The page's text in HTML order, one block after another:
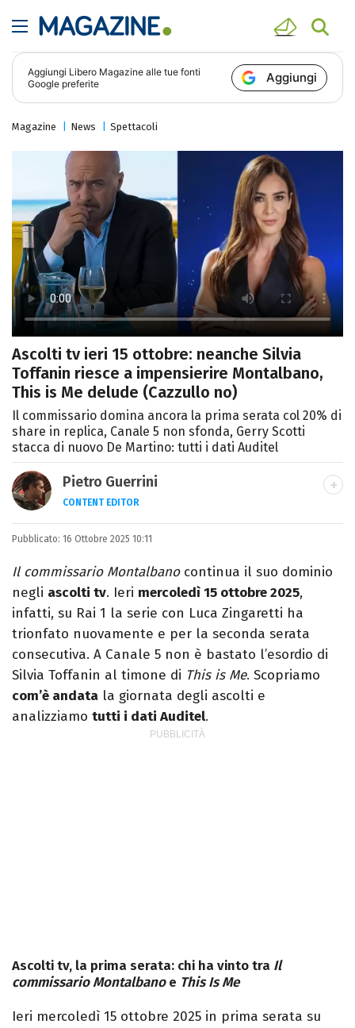
Aggiungi Libero Magazine alle tue fonti
Google preferite
Aggiungi
Magazine News Spettacoli
Ascolti tv ieri 15 ottobre: neanche Silvia
Toffanin riesce a impensierire Montalbano,
This is Me delude (Cazzullo no)
Il commissario domina ancora la prima serata col 20% di
share in replica, Canale 5 non sfonda, Gerry Scotti
stacca di nuovo De Martino: tutti i dati Auditel
Pietro Guerrini
CONTENT EDITOR
Laurea in Lettere, smania di viaggi e
Pixar).
Pubblicato: 16 Ottobre 2025 10:11
Il commissario Montalbanocontinua il suo dominio
negli ascolti tv. Ieri mercoledì15 ottobre 2025,
infatti, su Rai 1 la serie con Luca Zingaretti ha
trionfato nuovamente e per la seconda serata
consecutiva. A Canale 5 non è bastato l’esordio di
Silvia Toffanin al timone di This is Me. Scopriamo
com’è andata la giornata degli ascolti e
analizziamo tutti i dati Auditel.
Ascolti tv, la prima serata: chi ha vinto tra Il
commissario Montalbanoe This Is Me
Ieri mercoledì 15 ottobre 2025 in prima serata su